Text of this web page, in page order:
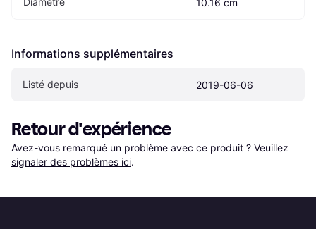
10.16 cm
Informations supplémentaires
Listé depuis 2019-06-06
Retour d'expérience
Avez-vous remarqué un problème avec ce produit ? Veuillez
signaler des problèmes ici.